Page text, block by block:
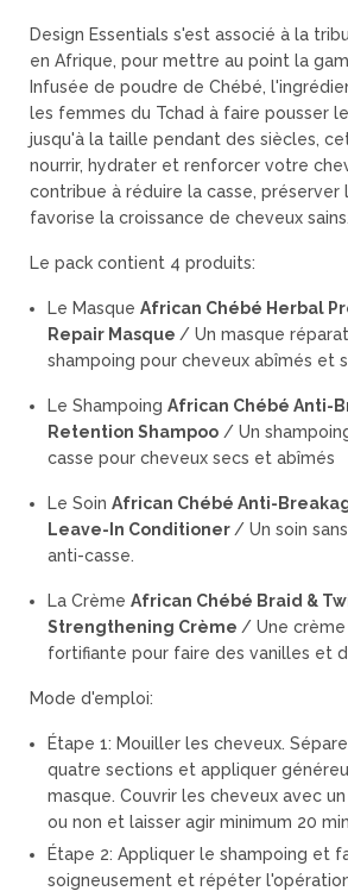
Design Essentials s'est associé à la
en Afrique, pour mettre au point la
Infusée de poudre de Chébé,
les femmes du Tchad à faire pousser
jusqu'à la taille pendant des siècles,
nourrir, hydrater et renforcer votre
contribue à réduire la casse, préserver
favorise la croissance de cheveux sains.
Le pack contient 4 produits:
Le Masque African Chébé Herbal
Repair Masque / Un masque
shampoing pour cheveux abîmés et
Le Shampoing African Chébé Anti-
Retention Shampoo / Un
casse pour cheveux secs et abîmés
Le Soin African Chébé Anti-
Leave-In Conditioner / Un soin
anti-casse.
La Crème African Chébé Braid &
Strengthening Crème / Une
fortifiante pour faire des vanilles et
Mode d'emploi:
Étape 1: Mouiller les cheveux.
quatre sections et appliquer
masque. Couvrir les cheveux avec
ou non et laisser agir minimum 20
Étape 2: Appliquer le shampoing et
soigneusement et répéter